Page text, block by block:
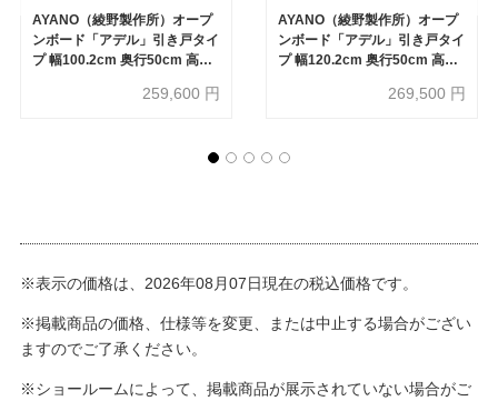
AYANO（綾野製作所）オープ
ンボード「アデル」引き戸タイ
プ 幅100.2cm 奥行50cm 高さ
259,600 円
AYANO（綾野製作所）オープ
ンボード「アデル」引き戸タイ
プ 幅120.2cm 奥行50cm 高さ
269,500 円
※表示の価格は、2026年08月07日現在の税込価格です。
※掲載商品の価格、仕様等を変更、または中止する場合がござい
ますのでご了承ください。
※ショールームによって、掲載商品が展示されていない場合がご